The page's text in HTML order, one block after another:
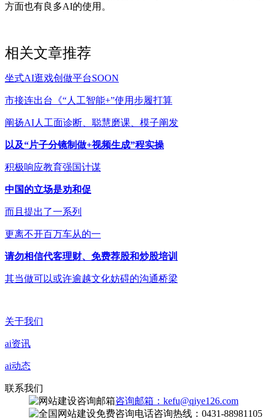
方面也有良多AI的使用。
相关文章推荐
坐式AI逛戏创做平台SOON
市接连出台《“人工智能+”使用步履打算
阐扬AI人工面诊断、聪慧磨课、模子阐发
以及“片子分镜制做+视频生成”程实操
积极响应教育强国计谋
中国的立场是劝和促
而且提出了一系列
更离不开百万车从的一
请勿相信代客理财、免费荐股和炒股培训
其当做可以或许逾越文化妨碍的沟通桥梁
关于我们
ai资讯
ai动态
联系我们
咨询邮箱：kefu@qiye126.com
咨询热线：0431-88981105